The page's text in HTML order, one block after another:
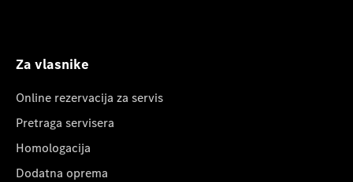
Za vlasnike
Online rezervacija za servis
Pretraga servisera
Homologacija
Dodatna oprema